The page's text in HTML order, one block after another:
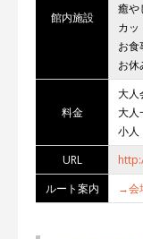
館内施設
癒や
カッ
お食
お休
料金
大人
大人
小人
URL
ルート案内
→会